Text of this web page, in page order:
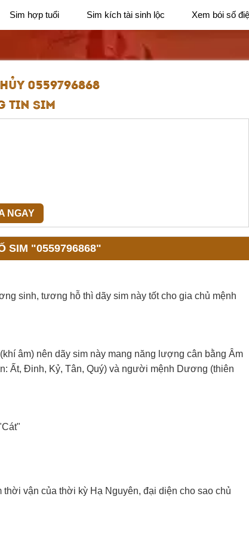
Sim hợp tuổi Sim kích tài sinh lộc Xem bói số
0559796868
tin sim
NGAY
SIM "0559796868"
sinh, tương hỗ thì dãy sim này tốt cho gia chủ mệnh
âm) nên dãy sim này mang năng lượng cân bằng Âm
Ất, Đinh, Kỷ, Tân, Quý) và người mệnh Dương (thiên
vận của thời kỳ Hạ Nguyên, đại diện cho sao chủ